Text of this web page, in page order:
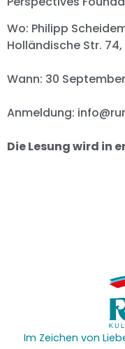
Wo: Philipp
Holländische Str. 74,
Wann: 30
Anmeldung:
Die Lesung wird in
Im Zeichen von